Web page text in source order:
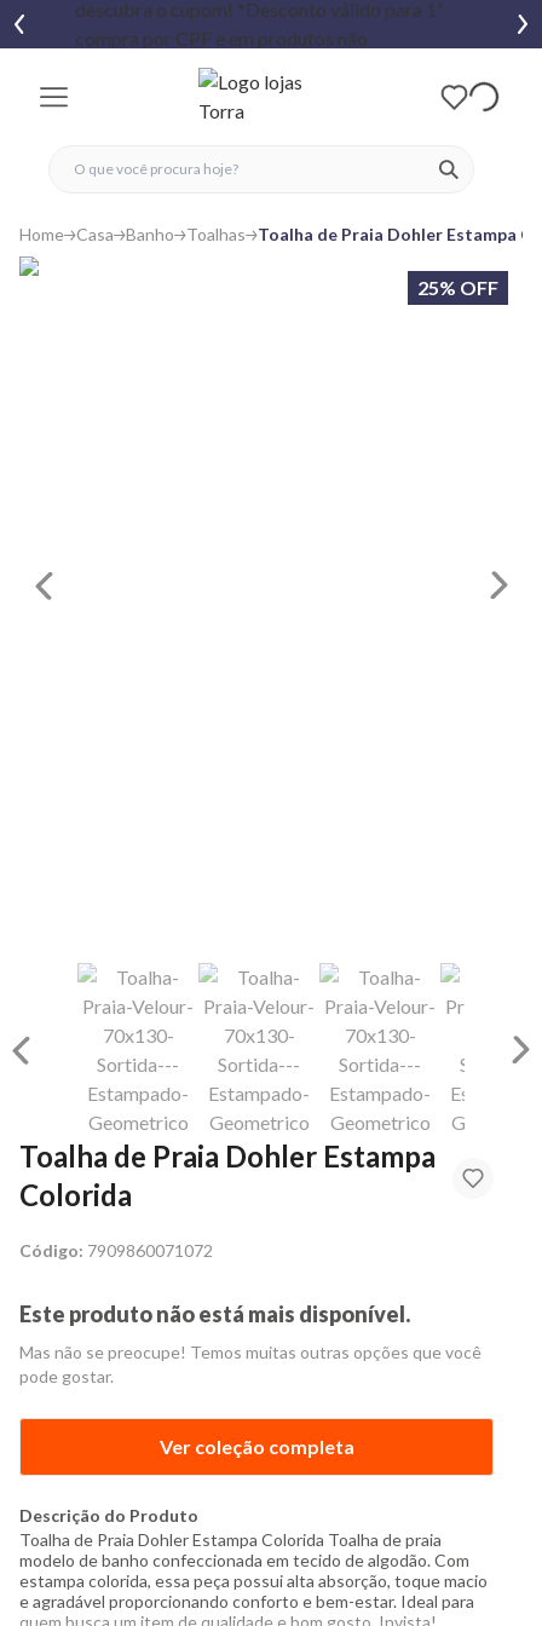
ver
fechar menu
fechar menu
favoritos
Home Casa Banho Toalhas Toalha de Praia Dohler Estampa
25% OFF
Toalha de Praia Dohler Estampa
Colorida
Código: 7909860071072
Este produto não está mais disponível.
Mas não se preocupe! Temos muitas outras opções que você
pode gostar.
Ver coleção completa
Descrição do Produto
Toalha de Praia Dohler Estampa Colorida Toalha de praia
modelo de banho confeccionada em tecido de algodão. Com
estampa colorida, essa peça possui alta absorção, toque macio
e agradável proporcionando conforto e bem-estar. Ideal para
quem busca um item de qualidade e bom gosto. Invista!